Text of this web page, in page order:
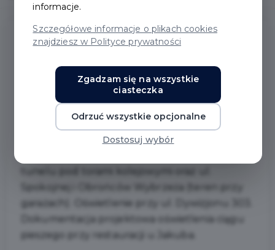
Oświetlenie na terenie miasta
Roboty budowlane w systemie zaprojektuj i
wybuduj, polegające na wykonaniu
oświetlenia ul. Podmiejskiej w Pruszczu
garażach). Oświetlenie przy ul. Dywizjonu 303.
Dokumentacja projektowa oświetlenia ciągu
pieszego przy restauracji u Jakuba.
informacje.
Szczegółowe informacje o plikach cookies
znajdziesz w Polityce prywatności
Zgadzam się na wszystkie
ciasteczka
Odrzuć wszystkie opcjonalne
Dostosuj wybór